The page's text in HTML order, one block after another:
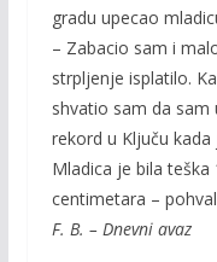
gradu upecao
– Zabacio sam i
strpljenje isplatilo.
shvatio sam da
rekord u Ključu
Mladica je bila teška
centimetara –
F. B. – Dnevni avaz